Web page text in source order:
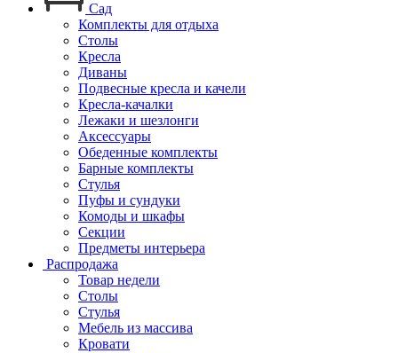
Сад
Комплекты для отдыха
Столы
Кресла
Диваны
Подвесные кресла и качели
Кресла-качалки
Лежаки и шезлонги
Аксессуары
Обеденные комплекты
Барные комплекты
Стулья
Пуфы и сундуки
Комоды и шкафы
Секции
Предметы интерьера
Распродажа
Товар недели
Столы
Стулья
Мебель из массива
Кровати